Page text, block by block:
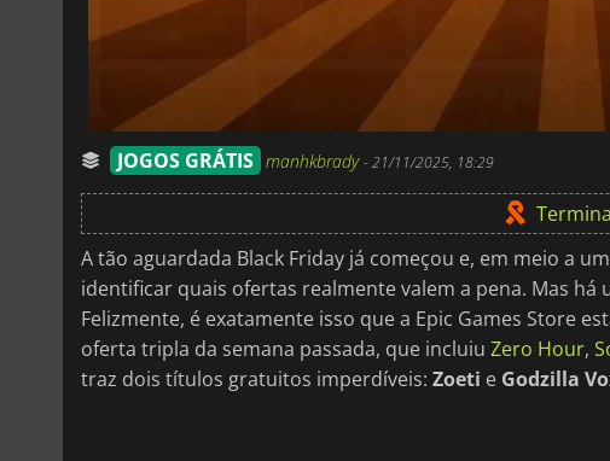
JOGOS GRÁTIS manhkbrady-21/11/2025, 18:29
A tão aguardada Black Friday já começou e, em meio a
identificar quais ofertas realmente valem a pena. Mas
Felizmente, é exatamente isso que a Epic Games Store
oferta tripla da semana passada, que incluiu Zero Hour,
traz dois títulos gratuitos imperdíveis: Zoeti e Godzilla